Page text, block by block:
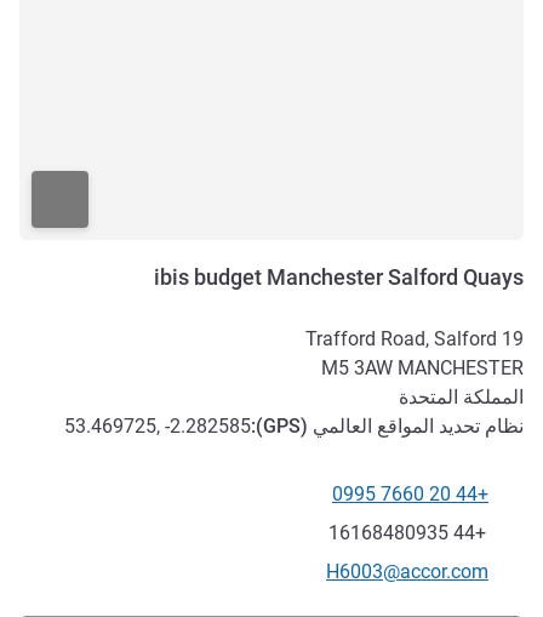
ibis budget Manchester Salford Quays
19 Trafford Road, Salford
M5 3AW MANCHESTER
المملكة المتحدة
نظام تحديد المواقع العالمي (GPS
):
53.469725, -2.282585
الهاتف
+44 20 7660 0995
فاكس
+44 16168480935
تواصل معنا عبر البريد الإلكتروني
H6003@accor.com